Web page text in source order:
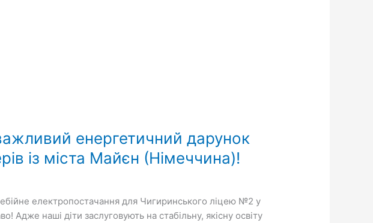
енергетичний дарунок
із міста Майєн (Німеччина)!
електропостачання для Чигиринського ліцею №2 у
Адже наші діти заслуговують на стабільну, якісну освіту